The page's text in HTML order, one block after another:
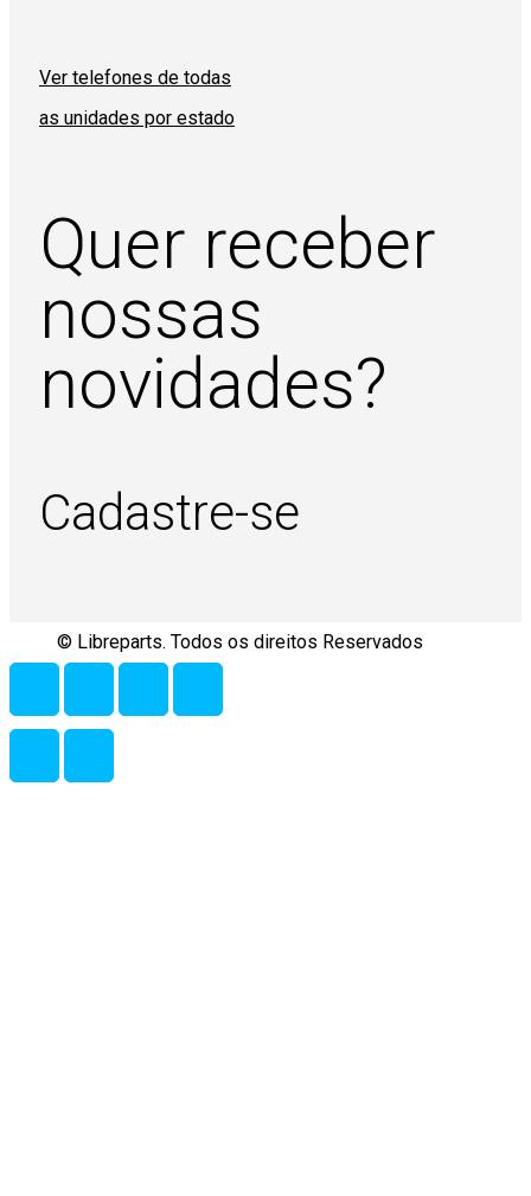
Ver telefones de todas
as unidades por estado
Quer receber
nossas
novidades?
Cadastre-se
© Libreparts. Todos os direitos Reservados